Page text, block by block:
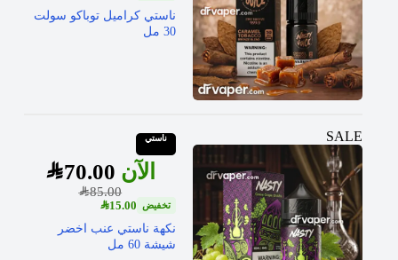
ناستي كراميل توباكو سولت
30 مل
SALE ناستي
SAR85.00
SAR70.00
SAR15.00
نكهة ناستي عنب اخضر
شيشة 60 مل